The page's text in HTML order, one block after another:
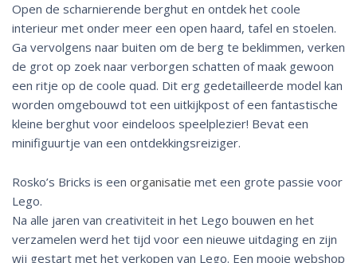
Open de scharnierende berghut en ontdek het coole
interieur met onder meer een open haard, tafel en stoelen.
Ga vervolgens naar buiten om de berg te beklimmen, verken
de grot op zoek naar verborgen schatten of maak gewoon
een ritje op de coole quad. Dit erg gedetailleerde model kan
worden omgebouwd tot een uitkijkpost of een fantastische
kleine berghut voor eindeloos speelplezier! Bevat een
minifiguurtje van een ontdekkingsreiziger.
Rosko’s Bricks is een organisatie met een grote passie voor
Lego.
Na alle jaren van creativiteit in het Lego bouwen en het
verzamelen werd het tijd voor een nieuwe uitdaging en zijn
wij gestart met het verkopen van Lego. Een mooie webshop